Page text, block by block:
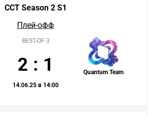
CCT Season 2 S1
Плей-офф
Quantum Team
BEST-OF-3
2 : 1
14.06.25 в 14:00